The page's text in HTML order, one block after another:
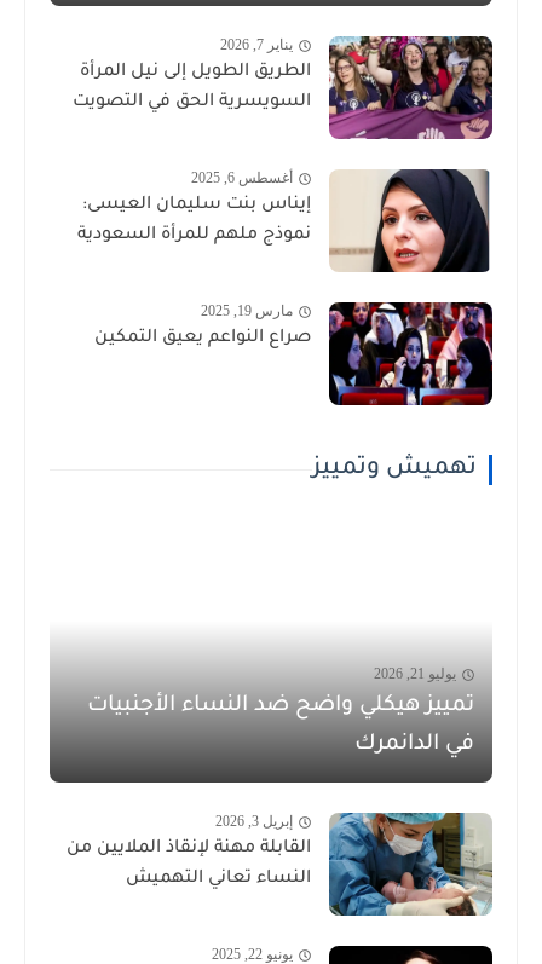
يناير 7, 2026
الطريق الطويل إلى نيل المرأة
السويسرية الحق في التصويت
أغسطس 6, 2025
إيناس بنت سليمان العيسى:
نموذج ملهم للمرأة السعودية
مارس 19, 2025
صراع النواعم يعيق التمكين
تهميش وتمييز
يوليو 21, 2026
تمييز هيكلي واضح ضد النساء الأجنبيات
في الدانمرك
إبريل 3, 2026
القابلة مهنة لإنقاذ الملايين من
النساء تعاني التهميش
يونيو 22, 2025